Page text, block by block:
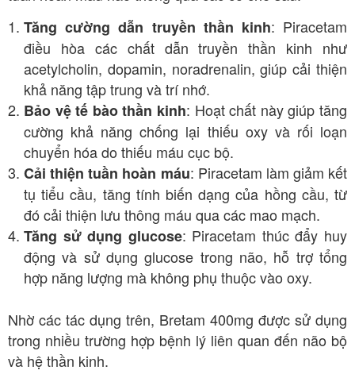
Tăng cường dẫn truyền thần kinh: Piracetam
điều hòa các chất dẫn truyền thần kinh như
acetylcholin, dopamin, noradrenalin, giúp cải thiện
khả năng tập trung và trí nhớ.
Bảo vệ tế bào thần kinh: Hoạt chất này giúp tăng
cường khả năng chống lại thiếu oxy và rối loạn
chuyển hóa do thiếu máu cục bộ.
Cải thiện tuần hoàn máu: Piracetam làm giảm kết
tụ tiểu cầu, tăng tính biến dạng của hồng cầu, từ
đó cải thiện lưu thông máu qua các mao mạch.
Tăng sử dụng glucose: Piracetam thúc đẩy huy
động và sử dụng glucose trong não, hỗ trợ tổng
hợp năng lượng mà không phụ thuộc vào oxy.
Nhờ các tác dụng trên, Bretam 400mg được sử dụng
trong nhiều trường hợp bệnh lý liên quan đến não bộ
và hệ thần kinh.